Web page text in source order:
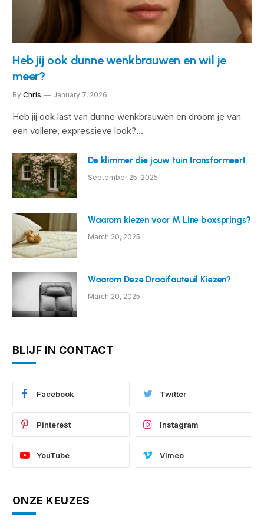
Heb jij ook dunne wenkbrauwen en wil je
meer?
By Chris January 7, 2026
Heb jij ook last van dunne wenkbrauwen en droom je van
een vollere, expressieve look?…
De klimmer die jouw tuin transformeert
September 25, 2025
Waarom kiezen voor M Line boxsprings?
March 20, 2025
Waarom Deze Draaifauteuil Kiezen?
March 20, 2025
BLIJF IN CONTACT
Facebook Twitter
Pinterest Instagram
YouTube Vimeo
ONZE KEUZES